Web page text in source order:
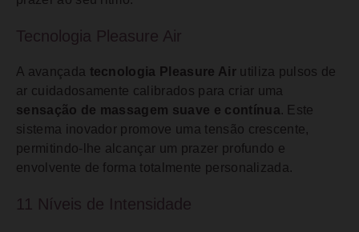
Tecnologia Pleasure Air
A avançada tecnologia Pleasure Airutiliza pulsos de
ar cuidadosamente calibrados para criar uma
sensação de massagem suave e contínua. Este
sistema inovador promove uma tensão crescente,
permitindo-lhe alcançar um prazer profundo e
envolvente de forma totalmente personalizada.
11 Níveis de Intensidade